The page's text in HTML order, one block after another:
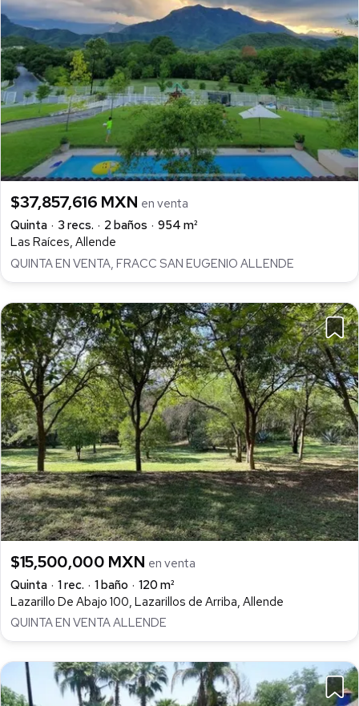
$37,857,616 MXN en venta
Quinta
3 recs. 2 baños
954 m²
Las Raíces, Allende
QUINTA EN VENTA, FRACC SAN EUGENIO ALLENDE
$15,500,000 MXN en venta
Quinta
1 rec. 1 baño
120 m²
Lazarillo De Abajo 100, Lazarillos de Arriba, Allende
QUINTA EN VENTA ALLENDE